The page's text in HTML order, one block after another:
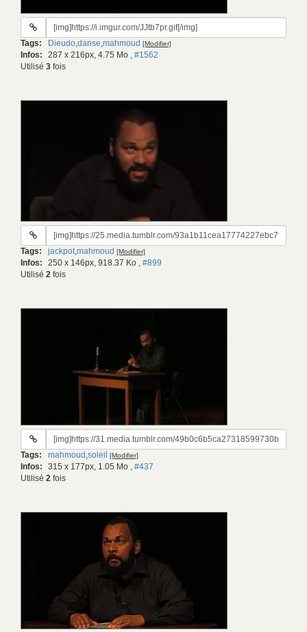
URL
gif:
Tags: Dieudo,danse,mahmoud [Modifier]
Infos: 287 x 216px, 4.75 Mo , #1562
Utilisé 3 fois
URL
gif:
Tags: jackpot,mahmoud [Modifier]
Infos: 250 x 146px, 918.37 Ko , #899
Utilisé 2 fois
URL
gif:
Tags: mahmoud ,soleil [Modifier]
Infos: 315 x 177px, 1.05 Mo , #437
Utilisé 2 fois